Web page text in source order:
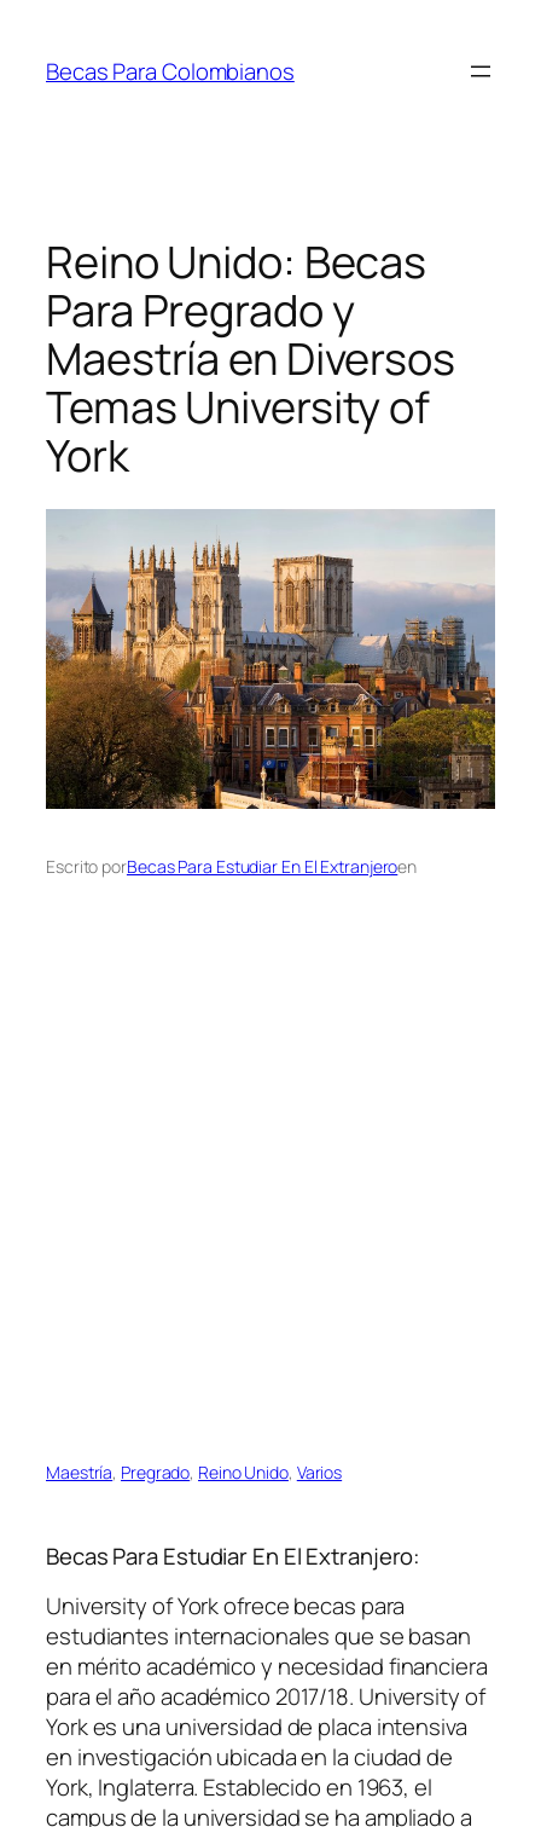
contenido
Becas Para Colombianos
Reino Unido: Becas
Para Pregrado y
Maestría en Diversos
Temas University of
York
Escrito porBecas Para Estudiar En El Extranjeroen
Maestría, Pregrado, Reino Unido, Varios
Becas Para Estudiar En El Extranjero:
University of York ofrece becas para
estudiantes internacionales que se basan
en mérito académico y necesidad financiera
para el año académico 2017/18. University of
York es una universidad de placa intensiva
en investigación ubicada en la ciudad de
York, Inglaterra. Establecido en 1963, el
campus de la universidad se ha ampliado a